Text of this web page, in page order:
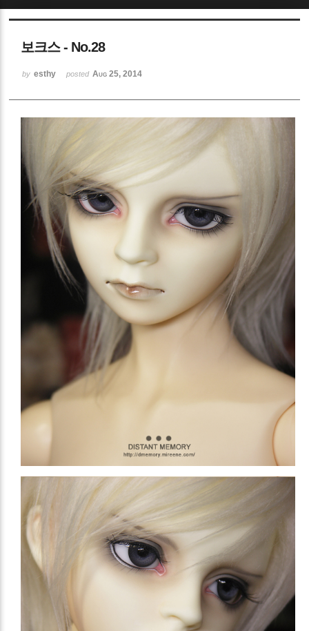
보크스 - No.28
by esthy posted Aug 25, 2014
Sketchbook5, 스케치북5
Sketchbook5, 스케치북5